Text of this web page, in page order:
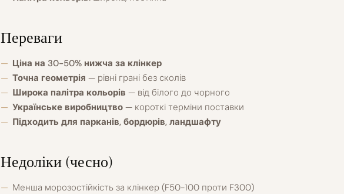
Переваги
Ціна на 30-50% нижча за клінкер
Точна геометрія — рівні грані без сколів
Широка палітра кольорів — від білого до чорного
Українське виробництво — короткі терміни поставки
Підходить для парканів, бордюрів, ландшафту
Недоліки (чесно)
Менша морозостійкість за клінкер (F50-100 проти F300)